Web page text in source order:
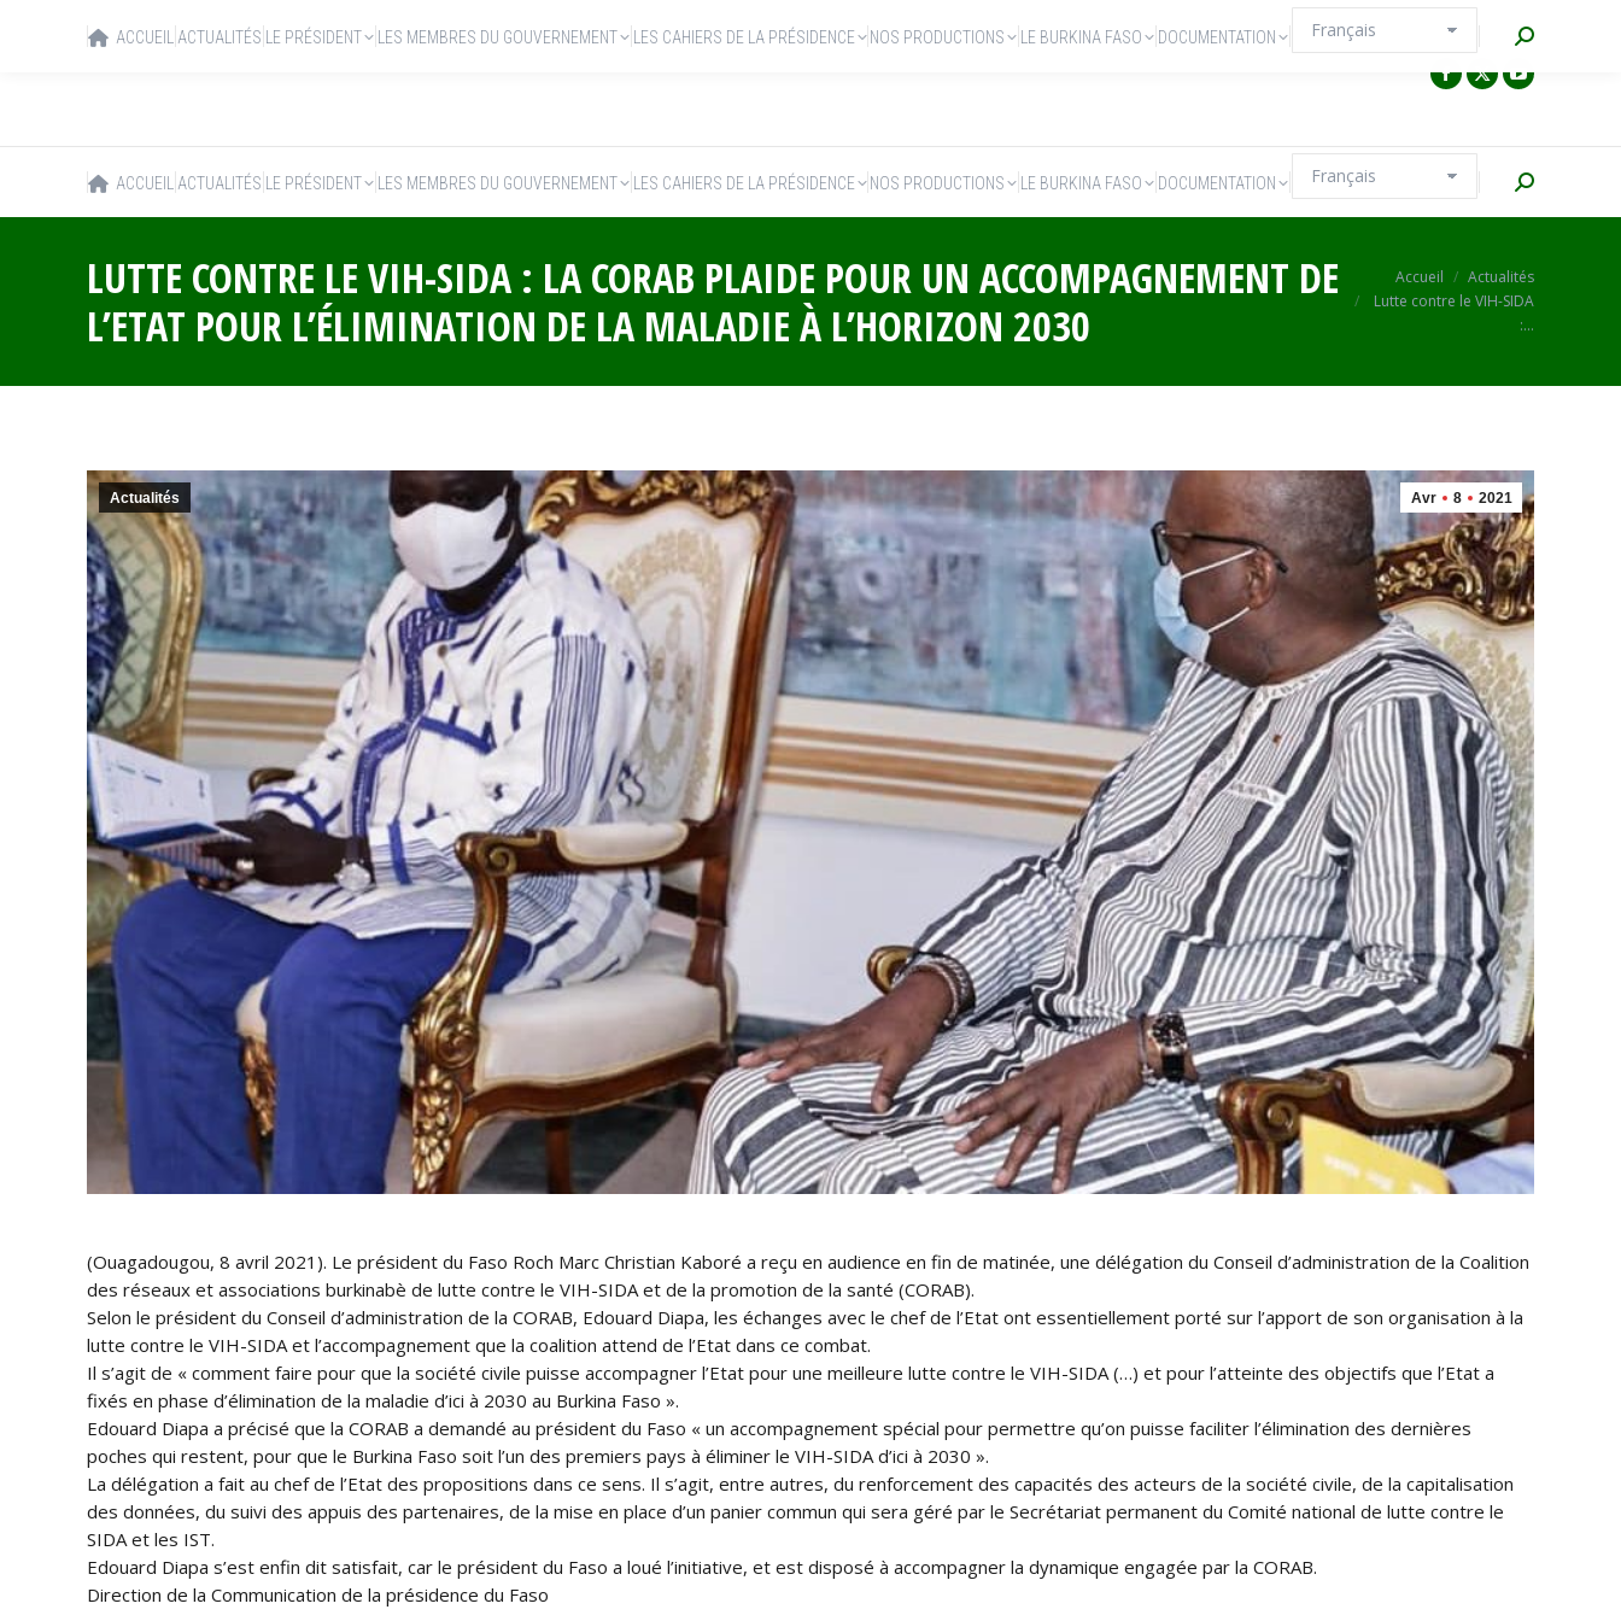
ACCUEIL ACTUALITÉS LE PRÉSIDENT LES MEMBRES DU GOUVERNEMENT LES CAHIERS DE LA PRÉSIDENCE NOS PRODUCTIONS LE BURKINA FASO DOCUMENTATION Recherche
LUTTE CONTRE LE VIH-SIDA : LA CORAB PLAIDE POUR UN ACCOMPAGNEMENT DE
L’ETAT POUR L’ÉLIMINATION DE LA MALADIE À L’HORIZON 2030
Vous êtes ici :
Accueil
Actualités
Lutte contre le VIH-SIDA
:…
Avr 8 2021
Actualités
(Ouagadougou, 8 avril 2021). Le président du Faso Roch Marc Christian Kaboré a reçu en audience en fin de matinée, une délégation du Conseil d’administration de la Coalition
des réseaux et associations burkinabè de lutte contre le VIH-SIDA et de la promotion de la santé (CORAB).
Selon le président du Conseil d’administration de la CORAB, Edouard Diapa, les échanges avec le chef de l’Etat ont essentiellement porté sur l’apport de son organisation à la
lutte contre le VIH-SIDA et l’accompagnement que la coalition attend de l’Etat dans ce combat.
Il s’agit de « comment faire pour que la société civile puisse accompagner l’Etat pour une meilleure lutte contre le VIH-SIDA (…) et pour l’atteinte des objectifs que l’Etat a
fixés en phase d’élimination de la maladie d’ici à 2030 au Burkina Faso ».
Edouard Diapa a précisé que la CORAB a demandé au président du Faso « un accompagnement spécial pour permettre qu’on puisse faciliter l’élimination des dernières
poches qui restent, pour que le Burkina Faso soit l’un des premiers pays à éliminer le VIH-SIDA d’ici à 2030 ».
La délégation a fait au chef de l’Etat des propositions dans ce sens. Il s’agit, entre autres, du renforcement des capacités des acteurs de la société civile, de la capitalisation
des données, du suivi des appuis des partenaires, de la mise en place d’un panier commun qui sera géré par le Secrétariat permanent du Comité national de lutte contre le
SIDA et les IST.
Edouard Diapa s’est enfin dit satisfait, car le président du Faso a loué l’initiative, et est disposé à accompagner la dynamique engagée par la CORAB.
Direction de la Communication de la présidence du Faso
ACCUEIL ACTUALITÉS LE PRÉSIDENT LES MEMBRES DU GOUVERNEMENT LES CAHIERS DE LA PRÉSIDENCE NOS PRODUCTIONS LE BURKINA FASO DOCUMENTATION Recherche